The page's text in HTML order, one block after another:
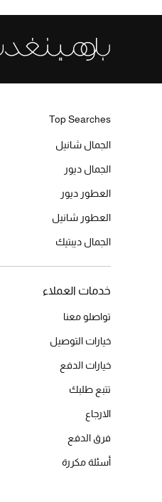
Top Searches
الجمال شانيل
الجمال ديور
العطور ديور
العطور شانيل
الجمال ديبتيك
خدمات العملاء
تواصلو معنا
خيارات التوصيل
خيارات الدفع
تتبع طلبك
الارجاع
فرق الدفع
أسئلة مكررة